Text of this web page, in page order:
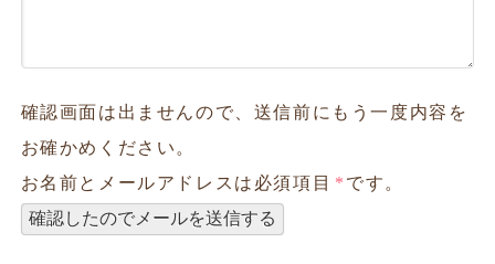
確認画面は出ませんので、送信前にもう一度内容を
お確かめください。
お名前とメールアドレスは必須項目 * です。